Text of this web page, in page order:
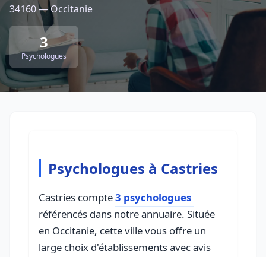
34160 — Occitanie
3
Psychologues
Psychologues à Castries
Castries compte3 psychologues
référencés dans notre annuaire. Située
en Occitanie, cette ville vous offre un
large choix d'établissements avec avis